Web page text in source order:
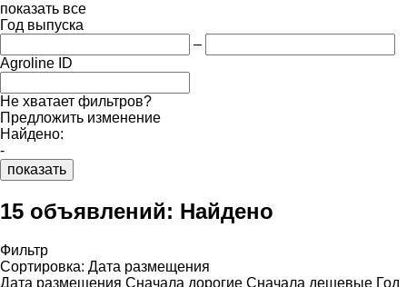
показать все
Год выпуска
–
Agroline ID
Не хватает фильтров?
Предложить изменение
Найдено:
-
показать
15 объявлений: Найдено
Фильтр
Сортировка: Дата размещения
Дата размещения Сначала дорогие Сначала дешевые Год